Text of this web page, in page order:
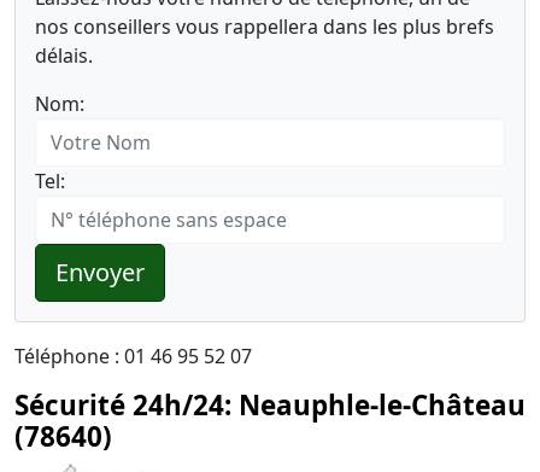
nos conseillers vous rappellera dans les plus brefs
délais.
Nom:
Tel:
Envoyer
Téléphone : 01 46 95 52 07
Sécurité 24h/24: Neauphle-le-Château
(78640)